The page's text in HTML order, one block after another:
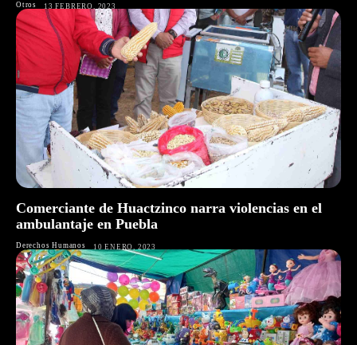
Otros 13 FEBRERO, 2023
Comerciante de Huactzinco narra violencias en el
ambulantaje en Puebla
Derechos Humanos 10 ENERO, 2023